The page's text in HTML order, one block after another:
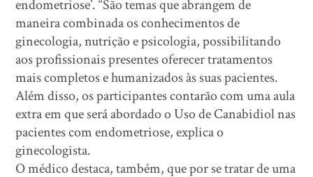
endometriose’. “São temas que abrangem de
maneira combinada os conhecimentos de
ginecologia, nutrição e psicologia, possibilitando
aos profissionais presentes oferecer tratamentos
mais completos e humanizados às suas pacientes.
Além disso, os participantes contarão com uma aula
extra em que será abordado o Uso de Canabidiol nas
pacientes com endometriose, explica o
ginecologista.
O médico destaca, também, que por se tratar de uma